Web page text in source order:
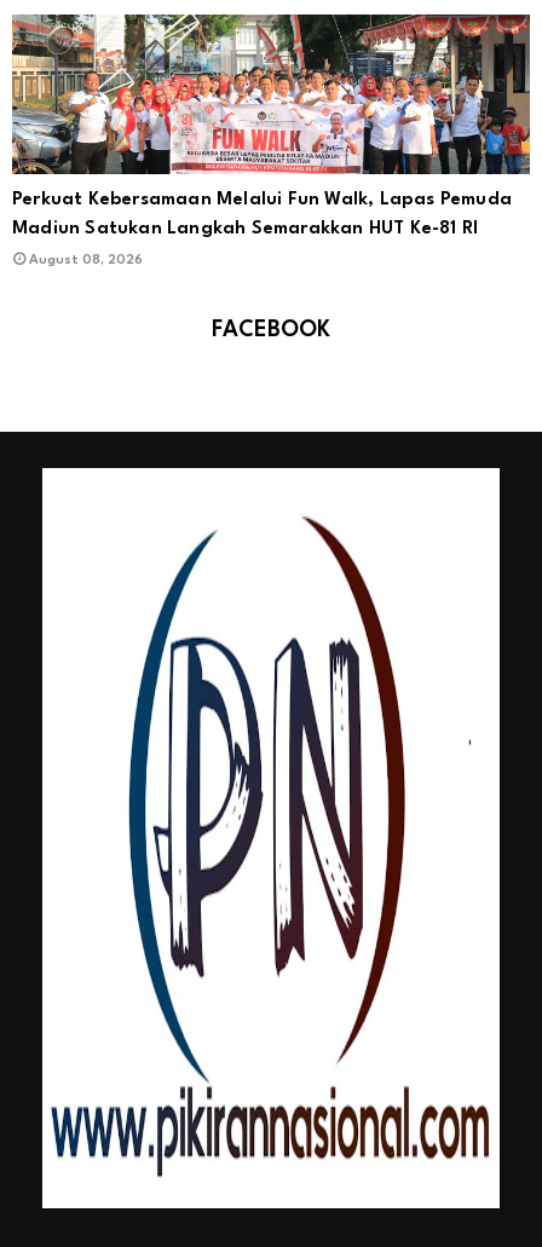
Perkuat Kebersamaan Melalui Fun Walk, Lapas Pemuda
Madiun Satukan Langkah Semarakkan HUT Ke-81 RI
August 08, 2026
FACEBOOK